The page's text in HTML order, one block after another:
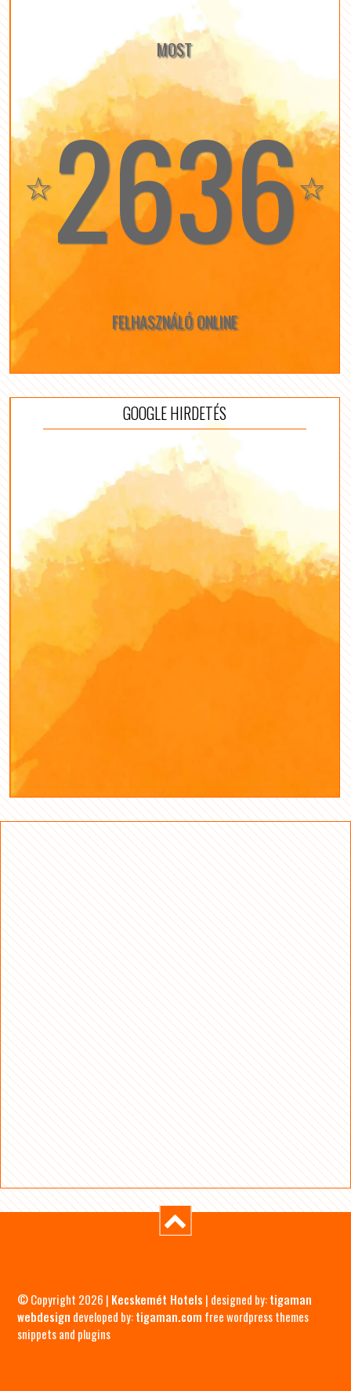
MOST
☆2636☆
FELHASZNÁLÓ ONLINE
GOOGLE HIRDETÉS
© Copyright 2026 | Kecskemét Hotels | designed by:tigaman
webdesign developed by:tigaman.com free wordpress themes
snippets and plugins